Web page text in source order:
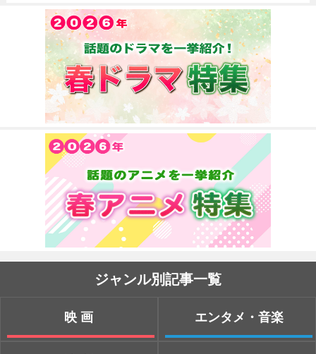
ジャンル別記事一覧
映画 エンタメ・音楽